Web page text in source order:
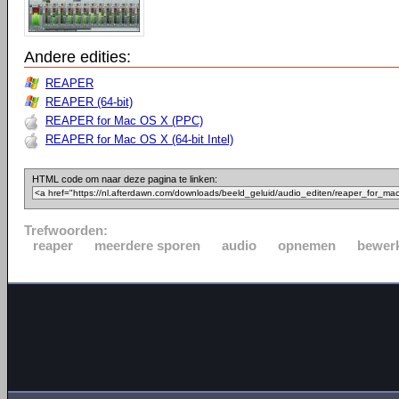
Andere edities:
REAPER
REAPER (64-bit)
REAPER for Mac OS X (PPC)
REAPER for Mac OS X (64-bit Intel)
HTML code om naar deze pagina te linken:
Trefwoorden:
reaper
meerdere sporen audio opnemen